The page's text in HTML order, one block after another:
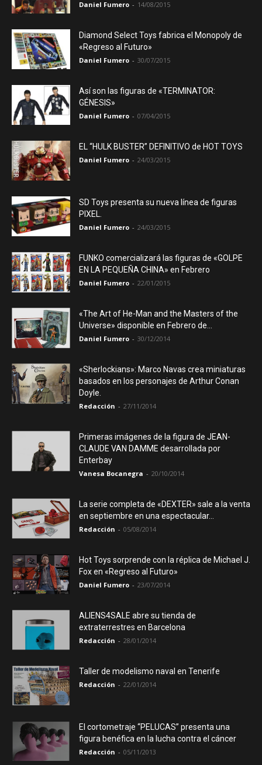
Daniel Fumero - 14/08/2015
Diamond Select Toys fabrica el Monopoly de
«Regreso al Futuro»
Daniel Fumero - 30/07/2015
Así son las figuras de «TERMINATOR:
GÉNESIS»
Daniel Fumero - 07/04/2015
EL “HULK BUSTER” DEFINITIVO de HOT TOYS
Daniel Fumero - 24/03/2015
SD Toys presenta su nueva línea de figuras
PIXEL.
Daniel Fumero - 24/03/2015
FUNKO comercializará las figuras de «GOLPE
EN LA PEQUEÑA CHINA» en Febrero
Daniel Fumero - 22/01/2015
«The Art of He-Man and the Masters of the
Universe» disponible en Febrero de...
Daniel Fumero - 30/12/2014
«Sherlockians»: Marco Navas crea miniaturas
basados en los personajes de Arthur Conan
Doyle.
Redacción - 27/11/2014
Primeras imágenes de la figura de JEAN-
CLAUDE VAN DAMME desarrollada por
Enterbay
Vanesa Bocanegra - 20/10/2014
La serie completa de «DEXTER» sale a la venta
en septiembre en una espectacular...
Redacción - 05/08/2014
Hot Toys sorprende con la réplica de Michael J.
Fox en «Regreso al Futuro»
Daniel Fumero - 23/07/2014
ALIENS4SALE abre su tienda de
extraterrestres en Barcelona
Redacción - 28/01/2014
Taller de modelismo naval en Tenerife
Redacción - 22/01/2014
El cortometraje “PELUCAS” presenta una
figura benéfica en la lucha contra el cáncer
Redacción - 05/11/2013